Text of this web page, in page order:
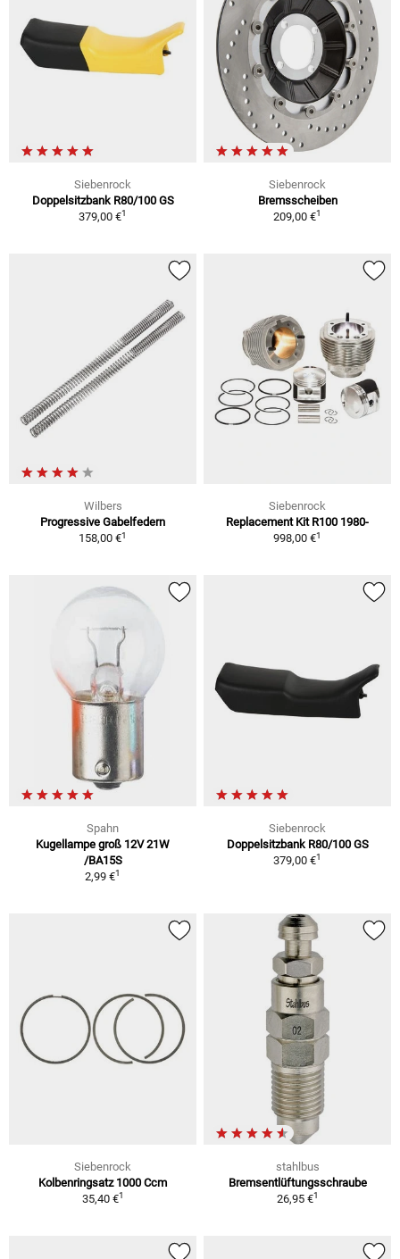
Siebenrock
Doppelsitzbank R80/100 GS
379,00 €1
Siebenrock
Bremsscheiben
209,00 €1
Wilbers
Progressive Gabelfedern
158,00 €1
Siebenrock
Replacement Kit R100 1980-
998,00 €1
Spahn
Kugellampe groß 12V 21W
/BA15S
2,99 €1
Siebenrock
Doppelsitzbank R80/100 GS
379,00 €1
Siebenrock
Kolbenringsatz 1000 Ccm
35,40 €1
stahlbus
Bremsentlüftungsschraube
26,95 €1